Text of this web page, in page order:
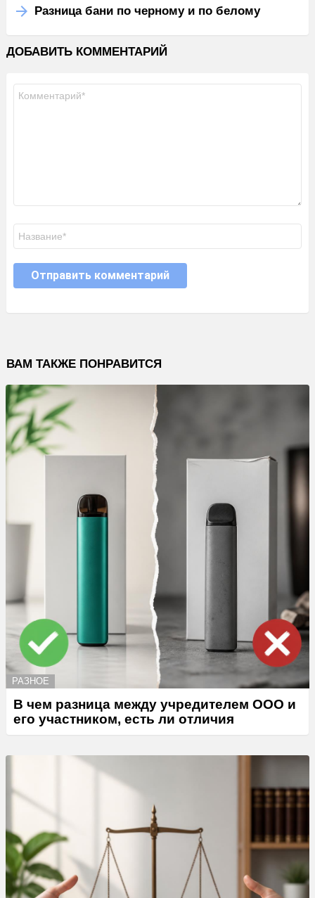
Разница бани по черному и по белому
ДОБАВИТЬ КОММЕНТАРИЙ
ВАМ ТАКЖЕ ПОНРАВИТСЯ
РАЗНОЕ
В чем разница между учредителем ООО и
его участником, есть ли отличия